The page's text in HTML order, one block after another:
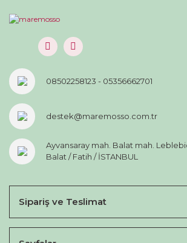
08502258123 - 05356662701
destek@maremosso.com.tr
Ayvansaray mah. Balat mah.
Balat / Fatih / İSTANBUL
Sipariş ve Teslimat